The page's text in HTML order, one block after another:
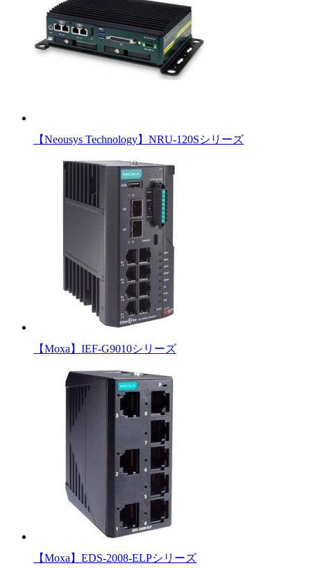
【Neousys Technology】NRU-120Sシリーズ
【Moxa】IEF-G9010シリーズ
【Moxa】EDS-2008-ELPシリーズ